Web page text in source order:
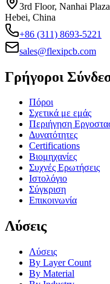
3rd Floor, Nanhai
Hebei, China
+86 (311) 8693-5221
sales@flexipcb.com
Γρήγοροι
Πόροι
Σχετικά με εμάς
Περιήγηση
Δυνατότητες
Certifications
Βιομηχανίες
Συχνές Ερωτήσεις
Ιστολόγιο
Σύγκριση
Επικοινωνία
Λύσεις
Λύσεις
By Layer Count
By Material